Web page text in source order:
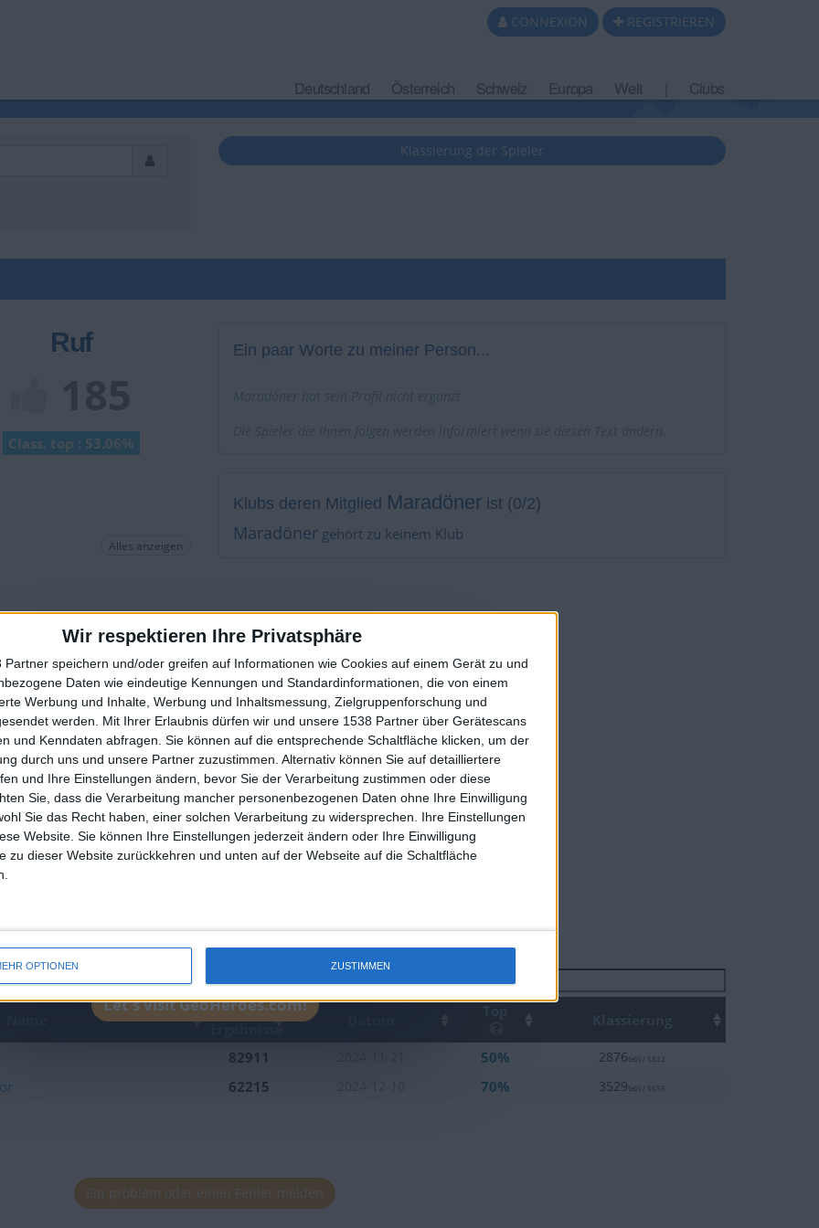
Wir respektieren Ihre Privatsphäre
Partner speichern und/oder greifen auf Informationen wie Cookies auf einem Gerät zu und
Daten wie eindeutige Kennungen und Standardinformationen, die von einem
Werbung und Inhalte, Werbung und Inhaltsmessung, Zielgruppenforschung und
werden.
Mit Ihrer Erlaubnis dürfen wir und unsere 1538 Partner über Gerätescans
und Kenndaten abfragen. Sie können auf die entsprechende Schaltfläche klicken, um der
durch uns und unsere Partner zuzustimmen. Alternativ können Sie auf detailliertere
und Ihre Einstellungen ändern, bevor Sie der Verarbeitung zustimmen oder diese
Sie, dass die Verarbeitung mancher personenbezogenen Daten ohne Ihre Einwilligung
Sie das Recht haben, einer solchen Verarbeitung zu widersprechen. Ihre Einstellungen
Website. Sie können Ihre Einstellungen jederzeit ändern oder Ihre Einwilligung
zu dieser Website zurückkehren und unten auf der Webseite auf die Schaltfläche
OPTIONEN ZUSTIMMEN
CONNEXION REGISTRIEREN
Deutschland Österreich Schweiz Europa Welt Clubs
Klassierung der Spieler
Ruf
Class. top : 53.06%
Alles anzeigen
Ein paar Worte zu meiner Person...
Maradöner hat sein Profil nicht ergänzt
Die Spieler die Ihnen folgen werden informiert wenn sie diesen Text ändern.
Klubs deren Mitglied Maradöner ist (0/2)
Maradöner gehört zu keinem Klub
Wird von keinem Spieler als Favorit geführt
Teilnahme an Turnieren :0
Turnier(e) gewonnen :0
Unter den 10 Besten des Turniers :0
Unter den 20 Besten des Turniers :0
Unter den 50 Besten des Turniers :0
Unter den 100 Besten des Turniers :0
Geopunkte :0
Platzierung in der Bestenliste :1
Suchen
Beste
Top Klassierung
82911 50% 2876te(r) / 5832
62215 70% 3529te(r) / 5659
Ein problem oder einen Fehler melden
🇺🇸 We noticed you’re visiting from
an English-speaking country
Join our American version now and be among
the firsts to submit your score on our
leaderboards!
Let's visit GeoHeroes.com!